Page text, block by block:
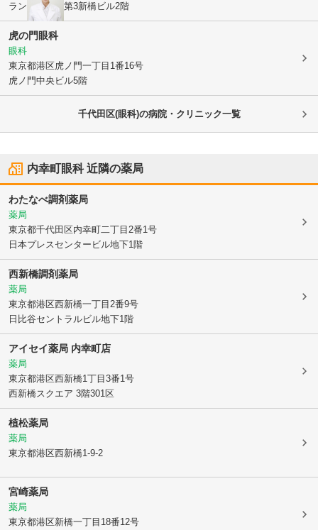
ランディック第3新橋ビル2階
虎の門眼科
眼科
東京都港区虎ノ門一丁目1番16号
虎ノ門中央ビル5階
千代田区(眼科)の病院・クリニック一覧
内幸町眼科近隣の薬局
わたなべ調剤薬局
薬局
東京都千代田区内幸町二丁目2番1号
日本プレスセンタービル地下1階
西新橋調剤薬局
薬局
東京都港区西新橋一丁目2番9号
日比谷セントラルビル地下1階
アイセイ薬局 内幸町店
薬局
東京都港区西新橋1丁目3番1号
西新橋スクエア 3階301区
植松薬局
薬局
東京都港区西新橋1-9-2
宮崎薬局
薬局
東京都港区新橋一丁目18番12号